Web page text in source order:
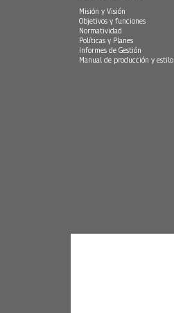
Misión y Visión
Objetivos y funciones
Normatividad
Políticas y Planes
Informes de Gestión
Manual de producción y estilo